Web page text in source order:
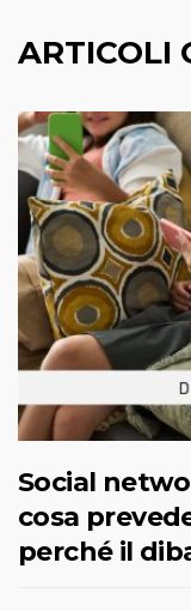
ARTICOLI
Social
cosa
perché il